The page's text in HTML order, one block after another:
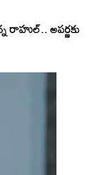
రాహుల్.. అపర్ణకు